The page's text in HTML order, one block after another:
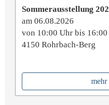
Sommerausstellung
am 06.08.2026
von 10:00 Uhr bis
4150 Rohrbach-Berg
mehr